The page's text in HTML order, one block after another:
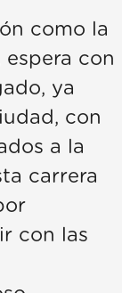
como la
con
ya
con
a la
carrera
con las